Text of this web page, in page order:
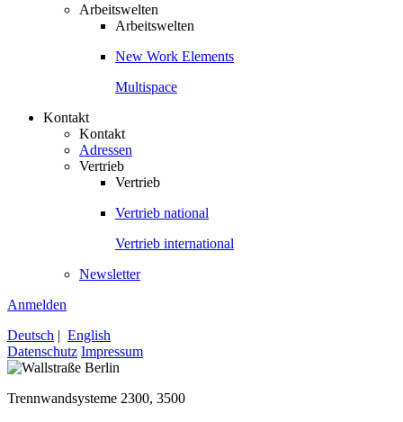
Arbeitswelten
Arbeitswelten
New Work Elements
Multispace
Kontakt
Kontakt
Adressen
Vertrieb
Vertrieb
Vertrieb national
Vertrieb international
Newsletter
Anmelden
Deutsch | English
Datenschutz Impressum
Trennwandsysteme 2300, 3500